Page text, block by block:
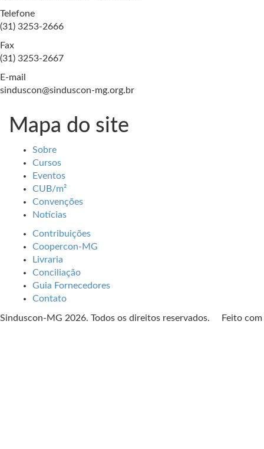
Telefone
(31) 3253-2666
Fax
(31) 3253-2667
E-mail
sinduscon@sinduscon-mg.org.br
Mapa do site
Sobre
Cursos
Eventos
CUB/m²
Convenções
Notícias
Contribuições
Coopercon-MG
Livraria
Conciliação
Guia Fornecedores
Contato
Sinduscon-MG 2026. Todos os direitos reservados. Feito com